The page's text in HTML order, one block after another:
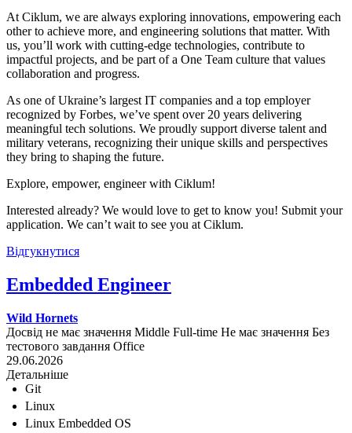
At Ciklum, we are always exploring innovations, empowering each
other to achieve more, and engineering solutions that matter. With
us, you’ll work with cutting-edge technologies, contribute to
impactful projects, and be part of a One Team culture that values
collaboration and progress.
As one of Ukraine’s largest IT companies and a top employer
recognized by Forbes, we’ve spent over 20 years delivering
meaningful tech solutions. We proudly support diverse talent and
military veterans, recognizing their unique skills and perspectives
they bring to shaping the future.
Explore, empower, engineer with Ciklum!
Interested already? We would love to get to know you! Submit your
application. We can’t wait to see you at Ciklum.
Відгукнутися
Embedded Engineer
Wild Hornets
Досвід не має значення Middle Full-time Не має значення Без
тестового завдання Office
29.06.2026
Детальніше
Git
Linux
Linux Embedded OS